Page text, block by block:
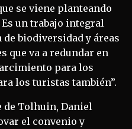
se viene planteando
un trabajo integral
biodiversidad y áreas
que va a redundar en
para los
los turistas también”.
de Tolhuin, Daniel
el convenio y